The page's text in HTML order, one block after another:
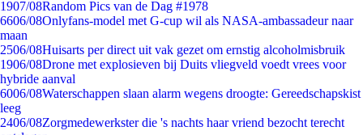
1907/08Random Pics van de Dag #1978
6606/08Onlyfans-model met G-cup wil als NASA-ambassadeur naar
maan
2506/08Huisarts per direct uit vak gezet om ernstig alcoholmisbruik
1906/08Drone met explosieven bij Duits vliegveld voedt vrees voor
hybride aanval
6006/08Waterschappen slaan alarm wegens droogte: Gereedschapskist
leeg
2406/08Zorgmedewerkster die 's nachts haar vriend bezocht terecht